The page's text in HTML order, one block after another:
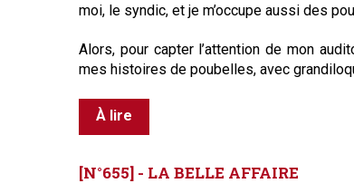
moi, le syndic, et je m’occupe aussi des
Alors, pour capter l’attention de mon
mes histoires de poubelles, avec
À lire
[N°655] - LA BELLE AFFAIRE